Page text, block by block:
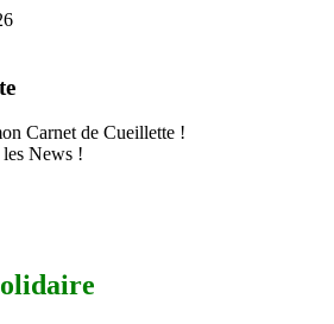
Carnet de Cueillette !
!